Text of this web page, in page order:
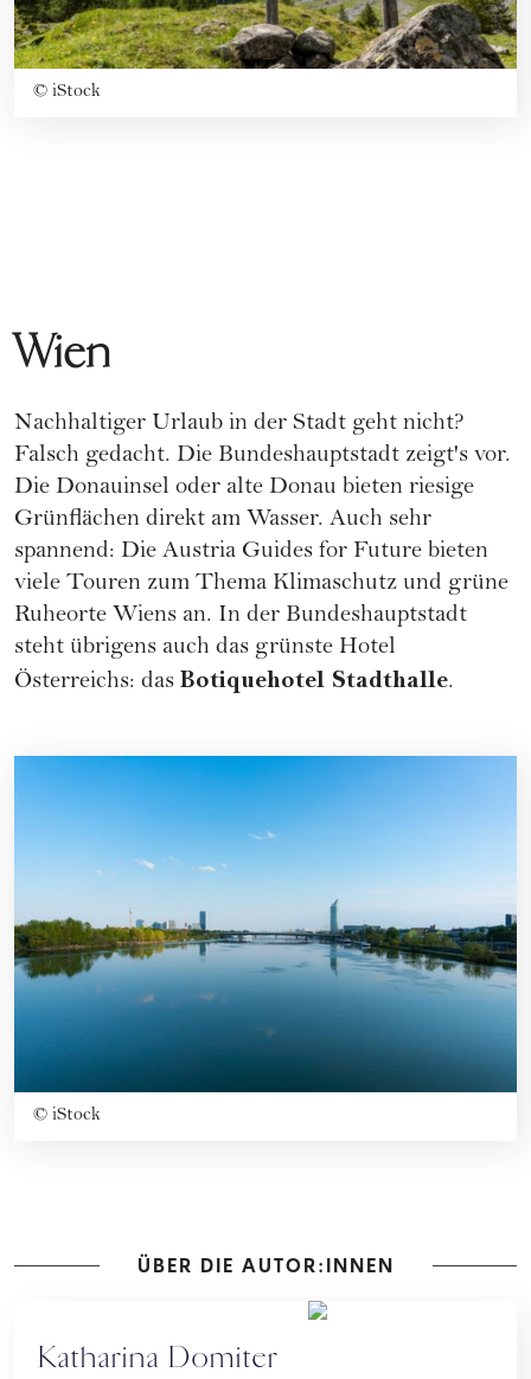
© iStock
Wien
Nachhaltiger Urlaub in der Stadt geht nicht?
Falsch gedacht. Die Bundeshauptstadt zeigt's vor.
Die Donauinsel oder alte Donau bieten riesige
Grünflächen direkt am Wasser. Auch sehr
spannend: Die Austria Guides for Future bieten
viele Touren zum Thema Klimaschutz und grüne
Ruheorte Wiens an. In der Bundeshauptstadt
steht übrigens auch das grünste Hotel
Österreichs: das Botiquehotel Stadthalle.
© iStock
ÜBER DIE AUTOR:INNEN
Katharina Domiter